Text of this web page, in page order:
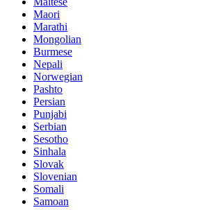
Maori
Marathi
Mongolian
Burmese
Nepali
Norwegian
Pashto
Persian
Punjabi
Serbian
Sesotho
Sinhala
Slovak
Slovenian
Somali
Samoan